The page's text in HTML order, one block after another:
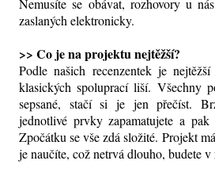
Nemusíte se obávat, rozhovory u
zaslaných elektronicky.
>> Co je na projektu nejtěžší?
Podle našich recenzentek je
klasických spoluprací liší. Všechny
sepsané, stačí si je jen přečíst.
jednotlivé prvky zapamatujete a
Zpočátku se vše zdá složité. Projekt
je naučíte, což netrvá dlouho, budete